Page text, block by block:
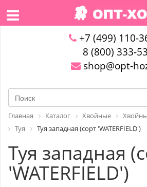
+7 (499) 110-
8 (800) 333-
shop@opt-
Главная Каталог Хвойные
Туя
Туя западная (сорт 'WATERFIELD')
Туя западная
'WATERFIELD')